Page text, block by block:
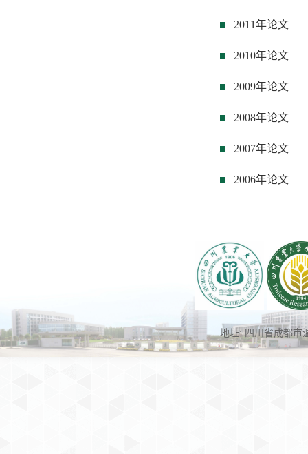
2011年论文
2010年论文
2009年论文
2008年论文
2007年论文
2006年论文
地址: 四川省成都市